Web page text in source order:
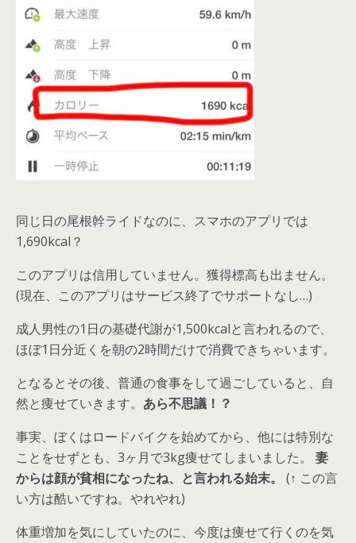
同じ日の尾根幹ライドなのに、スマホのアプリでは
1,690kcal？
このアプリは信用していません。獲得標高も出ません。
(現在、このアプリはサービス終了でサポートなし…)
成人男性の1日の基礎代謝が1,500kcalと言われるので、
ほぼ1日分近くを朝の2時間だけで消費できちゃいます。
となるとその後、普通の食事をして過ごしていると、自
然と痩せていきます。 あら不思議！？
事実、ぼくはロードバイクを始めてから、他には特別な
ことをせずとも、3ヶ月で3kg痩せてしまいました。 妻
からは顔が貧相になったね、と言われる始末。
(↑ この言
い方は酷いですね。やれやれ)
体重増加を気にしていたのに、今度は痩せて行くのを気